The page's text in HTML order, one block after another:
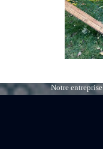
Notre entreprise